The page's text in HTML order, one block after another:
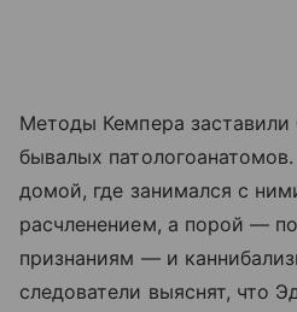
Методы Кемпера
бывалых
домой, где занимался с
расчленением, а порой —
признаниям — и
следователи выяснят, что